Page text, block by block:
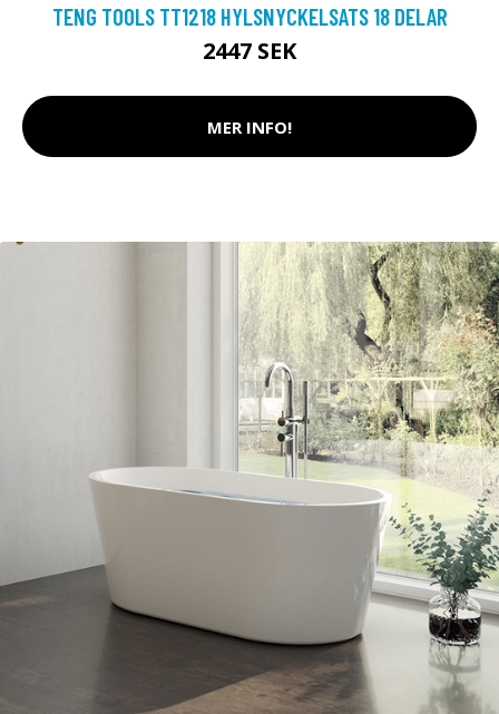
TENG TOOLS TT1218 HYLSNYCKELSATS 18 DELAR
2447 SEK
MER INFO!